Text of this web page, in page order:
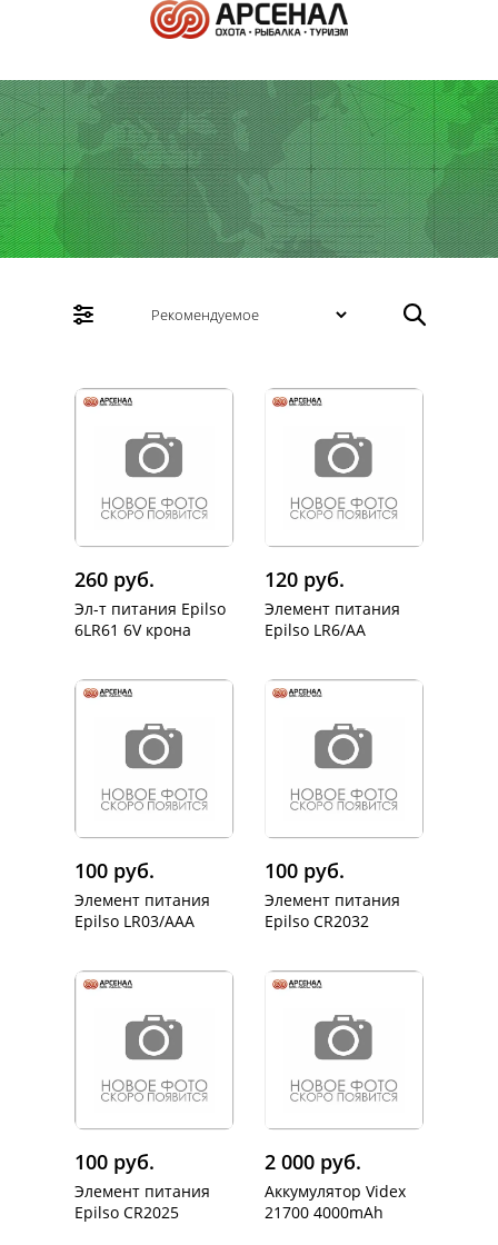
260 руб.
Эл-т питания Epilso
6LR61 6V крона
120 руб.
Элемент питания
Epilso LR6/AA
100 руб.
Элемент питания
Epilso LR03/AAA
100 руб.
Элемент питания
Epilso CR2032
100 руб.
Элемент питания
Epilso CR2025
2 000 руб.
Аккумулятор Videx
21700 4000mAh